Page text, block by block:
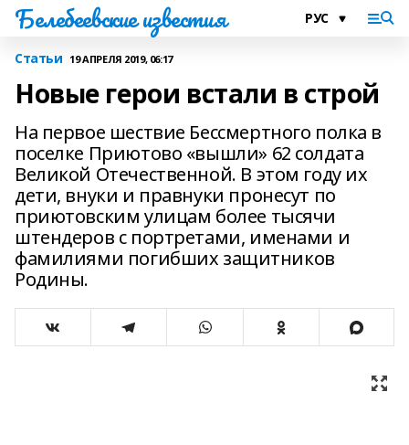
Белебеевские известия
Статьи 19 АПРЕЛЯ 2019, 06:17
Новые герои встали в строй
На первое шествие Бессмертного полка в
поселке Приютово «вышли» 62 солдата
Великой Отечественной. В этом году их
дети, внуки и правнуки пронесут по
приютовским улицам более тысячи
штендеров с портретами, именами и
фамилиями погибших защитников
Родины.